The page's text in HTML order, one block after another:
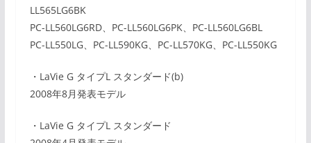
LL565LG6BK
PC-LL560LG6RD、PC-LL560LG6PK、PC-LL560LG6BL
PC-LL550LG、PC-LL590KG、PC-LL570KG、PC-LL550KG
・LaVie G タイプL スタンダード(b)
2008年8月発表モデル
・LaVie G タイプL スタンダード